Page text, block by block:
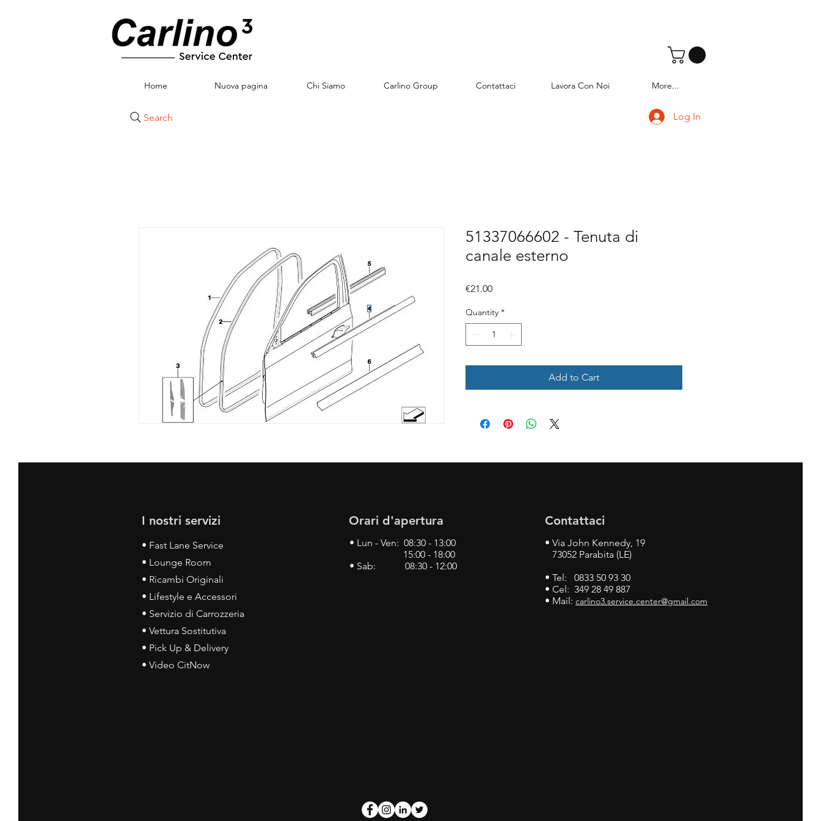
Home Nuova pagina Chi Siamo Carlino Group Contattaci Lavora Con Noi More...
Search Log In
51337066602 - Tenuta di
canale esterno
€21.00Price
Quantity *
Add to Cart
I nostri servizi
• Fast Lane Service
• Lounge Room
• Ricambi Originali
• Lifestyle e Accessori
• Servizio di Carrozzeria
• Vettura Sostitutiva
• Pick Up & Delivery
• Video CitNow
Orari d'apertura
• Lun - Ven: 08:30 - 13:00
15:00 - 18:00
• Sab: 08:30 - 12:00
Contattaci
• Via John Kennedy, 19
73052 Parabita (LE)
• Tel: 0833 50 93 30
• Cel: 349 28 49 887
• Mail: carlino3.service.center@gmail.com